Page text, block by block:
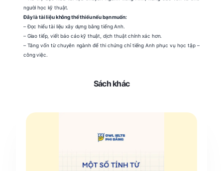
người học kỹ thuật.
Đây là tài liệu không thể thiếu nếu bạn muốn:
– Đọc hiểu tài liệu xây dựng bằng tiếng Anh.
– Giao tiếp, viết báo cáo kỹ thuật, dịch thuật chính xác hơn.
– Tăng vốn từ chuyên ngành để thi chứng chỉ tiếng Anh phục vụ học tập –
công việc.
Sách khác